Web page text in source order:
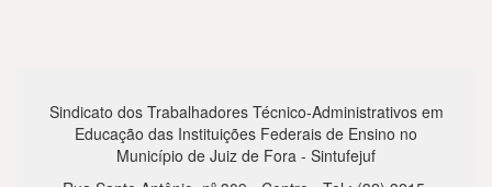
Sindicato dos Trabalhadores Técnico-Administrativos em
Educação das Instituições Federais de Ensino no
Município de Juiz de Fora - Sintufejuf